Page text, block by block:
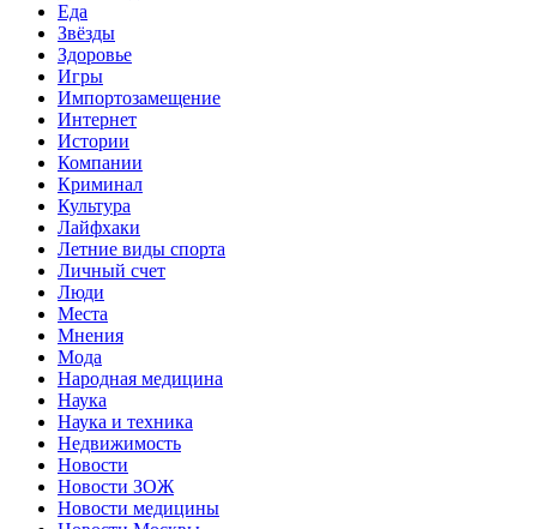
Еда
Звёзды
Здоровье
Игры
Импортозамещение
Интернет
Истории
Компании
Криминал
Культура
Лайфхаки
Летние виды спорта
Личный счет
Люди
Места
Мнения
Мода
Народная медицина
Наука
Наука и техника
Недвижимость
Новости
Новости ЗОЖ
Новости медицины